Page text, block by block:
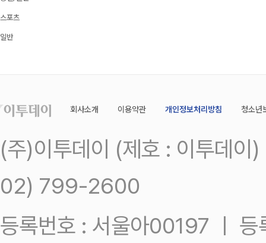
스포츠
일반
회사소개 이용약관 개인정보처리방침 청소년
(주)이투데이 (제호 : 이투데
02) 799-2600
등록번호 : 서울아00197 ㅣ